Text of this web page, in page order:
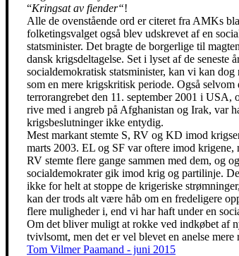
“Kringsat av fiender“!
Alle de ovenstående ord er citeret fra AMKs
folketingsvalget også blev udskrevet af en
statsminister. Det bragte de borgerlige til
dansk krigsdeltagelse. Set i lyset af de seneste
socialdemokratisk statsminister, kan vi kan dog
som en mere krigskritisk periode. Også selvom
terrorangrebet den 11. september 2001 i USA,
rive med i angreb på Afghanistan og Irak, var
krigsbeslutninger ikke entydig.
Mest markant stemte S, RV og KD imod
marts 2003. EL og SF var oftere imod krigene,
RV stemte flere gange sammen med dem, og
socialdemokrater gik imod krig og partilinje.
ikke for helt at stoppe de krigeriske
kan der trods alt være håb om en fredeligere
flere muligheder i, end vi har haft under en
Om det bliver muligt at rokke ved indkøbet af
tvivlsomt, men det er vel blevet en anelse mere
Tom Vilmer Paamand - juni 2015